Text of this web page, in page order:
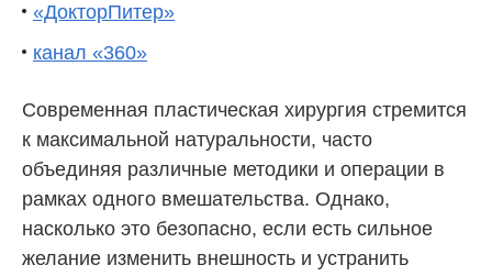
«ДокторПитер»
канал «360»
Современная пластическая хирургия стремится
к максимальной натуральности, часто
объединяя различные методики и операции в
рамках одного вмешательства. Однако,
насколько это безопасно, если есть сильное
желание изменить внешность и устранить